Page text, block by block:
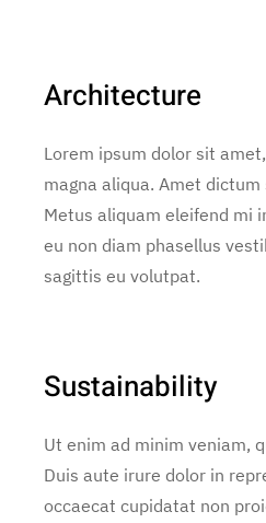
Architecture
Lorem ipsum dolor sit
magna aliqua. Amet
Metus aliquam eleifend mi
eu non diam phasellus
sagittis eu volutpat.
Sustainability
Ut enim ad minim veniam,
Duis aute irure dolor in
occaecat cupidatat non